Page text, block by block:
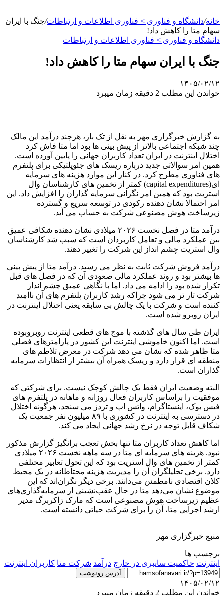
خانه/دانشگاه و فناوری > فناوری اطلاعات و ارتباطات/جنگ با ایران
سهام متا را کاهش داد!
دانشگاه و فناوری > فناوری اطلاعات و ارتباطات
جنگ با ایران سهام متا را کاهش داد!
۱۴۰۵/۰۲/۱۲
خواندن این مطلب 2 دقیقه زمان میبرد
به گزارش خبرگزاری مهر به نقل از تک باز، هرچند درآمد این مالک
چند شبکه اجتماعی بالاتر از پیش بینی ها بود اما متا فاش کرد
اختلال اینترنت در ایران تعداد کاربران جهانی را پایین آورده است.
همین امر سوالاتی جدید درباره ریسک های جئوپلتیکی برای پلتفرم
های فناوری مطرح کرد. در کنار این موارد هزینه های سرمایه
ای(capital expenditures) کمتر از تخمین های کارشناسان وال
استریت بود که همین امر نگرانی سرمایه گذاران را افزایش داد. این
امر احتمالا نشان دهنده رکودی در توسعه سریع و گسترده
زیرساخت هوش مصنوعی شرکت به حساب می آید.
درآمد متا در فصل نخست ۲۰۲۶ میلادی نشان دهنده شکافی عمیق
بین عملکرد مالی و تعامل کاربردان است که سبب شد کارشناسان
وال استریت چشم انداز این شرکت را تغییر دهند.
درآمد فروش شرکت ثابت به نظر می رسید. درآمد متا از پیش بینی
ها بیشتر بود و روند عملکرد مالی صعودی آن که در فصل های قبل
تکرار شده بود را ادامه می داد. اما با نگاهی عمیق چشم انداز
شرکت تار تر می شود چراکه رشد کاربران پلتفرم های آن ناامید
کننده است و شرکت با یک چالش بی سابقه یعنی اختلال اینترنت در
ایران روبرو شده است.
ایران طی سال های گذشته با موج های قطعی اینترنت روبروبوده
است. اما اکنون خاموشی اینترنت این کشور در پارامترهای فصلی
متا ظاهر شده که نشان می دهد شرکت در معرض تلاطم های
منطقه ای قرار دارد و ریسک همراه آن بیشتر از انتظارات سرمایه
گذاران است.
البته وضعیت ایران فقط یک چالش کوچک نیست. برای شرکتی که
موفقیت را براساس کاربران فعال روزانه و ماهانه در پلتفرم های
فیس بوک، اینستاگرام، واتس اپ و تردز می سنجد، هرگونه اختلال
در دسترسی به اینترنت در کشوری با ۸۹ میلیون نفر جمعیت یک
شکاف قابل توجه در نرخ رشد جهانی ایجاد می کند.
اما کاهش تعداد کاربران متا تنها بخش تعجب برانگیز گزارش مذکور
نبود. هزینه های سرمایه ای متا در سه ماهه نخست ۲۰۲۶ میلادی
کمتر از تخمین های وال استریت بود که این تحول تعابیر مختلفی
دارد. برخی تحلیلگران آن را مدیریت هزینه محتاطانه در یک محیط
کلان اقتصادی نامطمئن می‌دانند. برخی دیگر نگران‌اند که این
موضوع نشان می‌دهد متا در حال عقب‌نشینی از سرمایه‌گذاری‌های
عظیم زیرساخت هوش مصنوعی است که مارک زاکربرگ مدیر
ارشد اجرایی متا، آن را برای شرکت حیاتی دانسته است.
منبع خبرگزاری مهر
برچسب ها
اینترنت حاکمیت سایبری در خارج درآمد شرکت متا کاربران اینترنت
آدرس رونوشت
۱۴۰۵/۰۲/۱۲
خواندن این مطلب 2 دقیقه زمان میبرد